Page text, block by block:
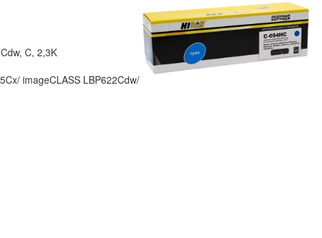
C, 2,3K
imageCLASS LBP622Cdw/